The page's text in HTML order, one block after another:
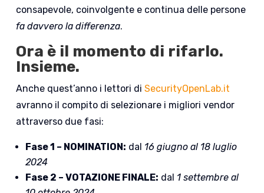
consapevole, coinvolgente e continua delle persone
fa davvero la differenza.
Ora è il momento di rifarlo.
Insieme.
Anche quest’anno i lettori diSecurityOpenLab.it
avranno il compito di selezionare i migliori vendor
attraverso due fasi:
Fase 1 – NOMINATION: dal 16 giugno al 18 luglio
2024
Fase 2 – VOTAZIONE FINALE: dal 1 settembre al